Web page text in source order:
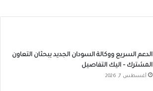
الدعم السريع ووكالة السودان الجديد يبحثان التعاون
المشترك – اليك التفاصيل
أغسطس 7, 2026